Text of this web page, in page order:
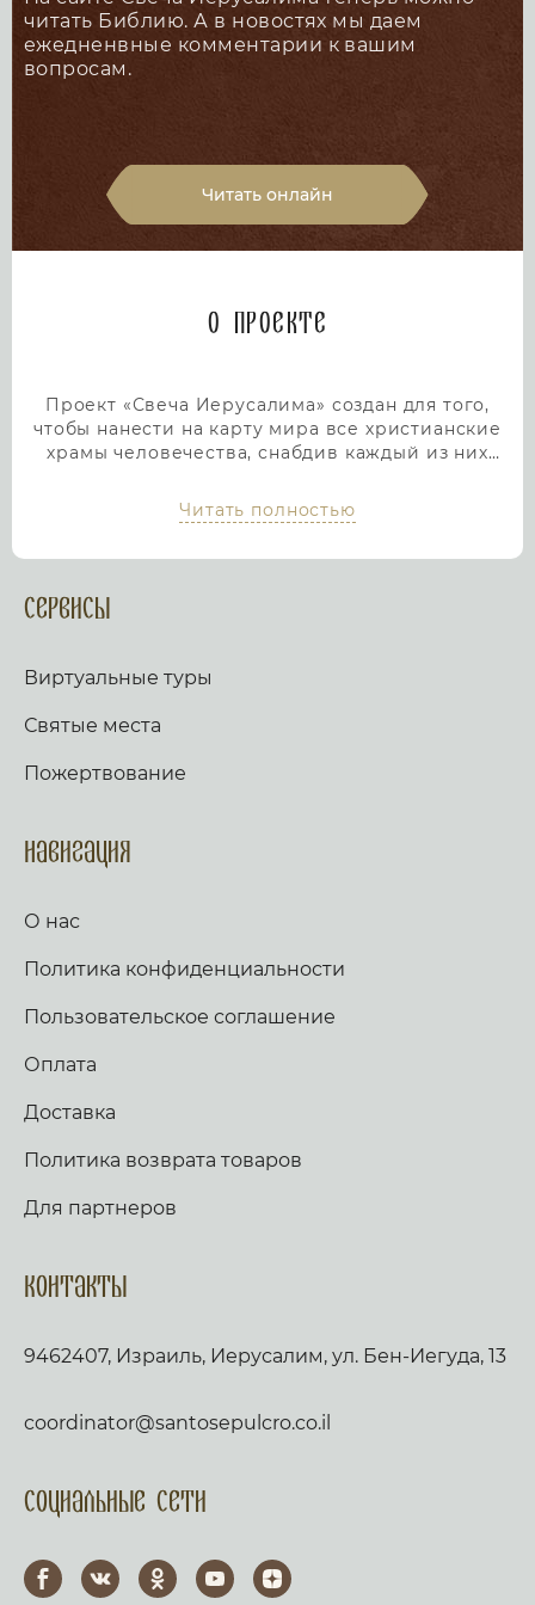
читать Библию. А в новостях мы даем
ежедненвные комментарии к вашим
вопросам.
Читать онлайн
О проекте
Проект «Свеча Иерусалима» создан для того,
чтобы нанести на карту мира все христианские
храмы человечества, снабдив каждый из них
мы дадим людям возможность посетить любой
храм или дольмен не выходя из дома, просто
помощь в возжжения свечей за здравие и
упокой в христианских храмах Иерусалима и
вопросом. Письма помещаются в Стену Плача,
Благодатным огнем.
товаров, освященных на камне Миропомазания.
Читать полностью
Сервисы
Виртуальные туры
Святые места
Пожертвование
Навигация
О нас
Политика конфиденциальности
Пользовательское соглашение
Оплата
Доставка
Политика возврата товаров
Для партнеров
Контакты
9462407, Израиль, Иерусалим, ул. Бен-Иегуда, 13
coordinator@santosepulcro.co.il
Социальные сети